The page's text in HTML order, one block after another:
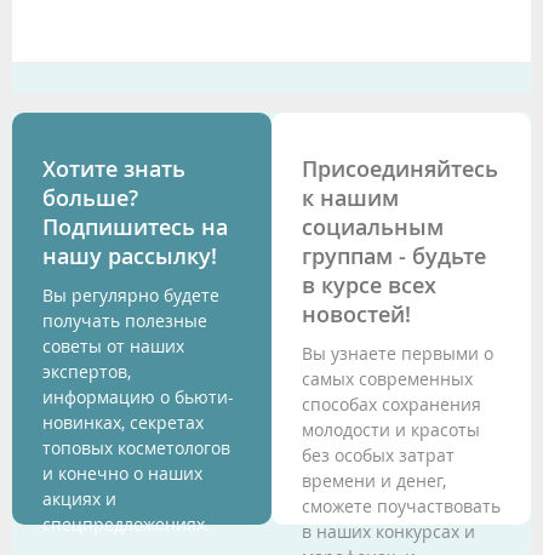
Хотите знать
больше?
Подпишитесь на
нашу рассылку!
Вы регулярно будете
получать полезные
советы от наших
экспертов,
информацию о бьюти-
новинках, секретах
топовых косметологов
и конечно о наших
акциях и
спецпредложениях.
Присоединяйтесь
к нашим
социальным
группам - будьте
в курсе всех
новостей!
Вы узнаете первыми о
самых современных
способах сохранения
молодости и красоты
без особых затрат
времени и денег,
сможете поучаствовать
в наших конкурсах и